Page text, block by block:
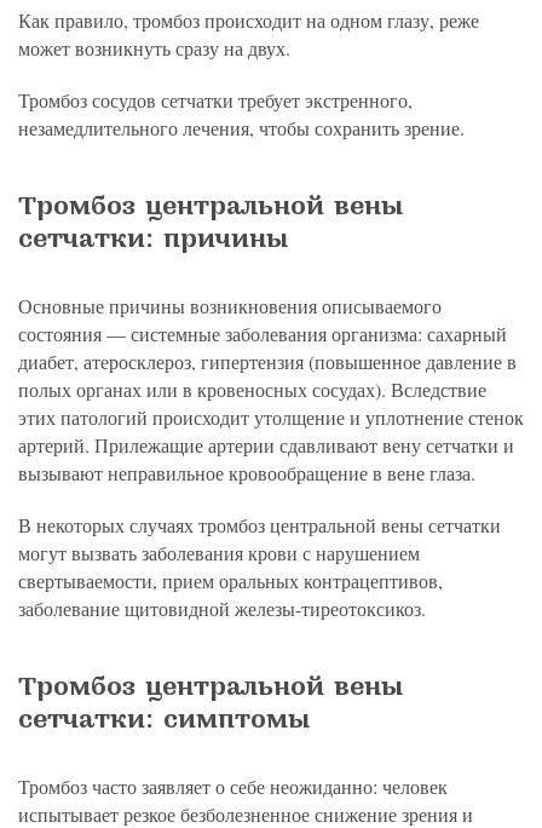
Как правило, тромбоз происходит на одном глазу, реже
может возникнуть сразу на двух.
Тромбоз сосудов сетчатки требует экстренного,
незамедлительного лечения, чтобы сохранить зрение.
Тромбоз центральной вены
сетчатки: причины
Основные причины возникновения описываемого
состояния — системные заболевания организма: сахарный
диабет, атеросклероз, гипертензия (повышенное давление в
полых органах или в кровеносных сосудах). Вследствие
этих патологий происходит утолщение и уплотнение стенок
артерий. Прилежащие артерии сдавливают вену сетчатки и
вызывают неправильное кровообращение в вене глаза.
В некоторых случаях тромбоз центральной вены сетчатки
могут вызвать заболевания крови с нарушением
свертываемости, прием оральных контрацептивов,
заболевание щитовидной железы-тиреотоксикоз.
Тромбоз центральной вены
сетчатки: симптомы
Тромбоз часто заявляет о себе неожиданно: человек
испытывает резкое безболезненное снижение зрения и